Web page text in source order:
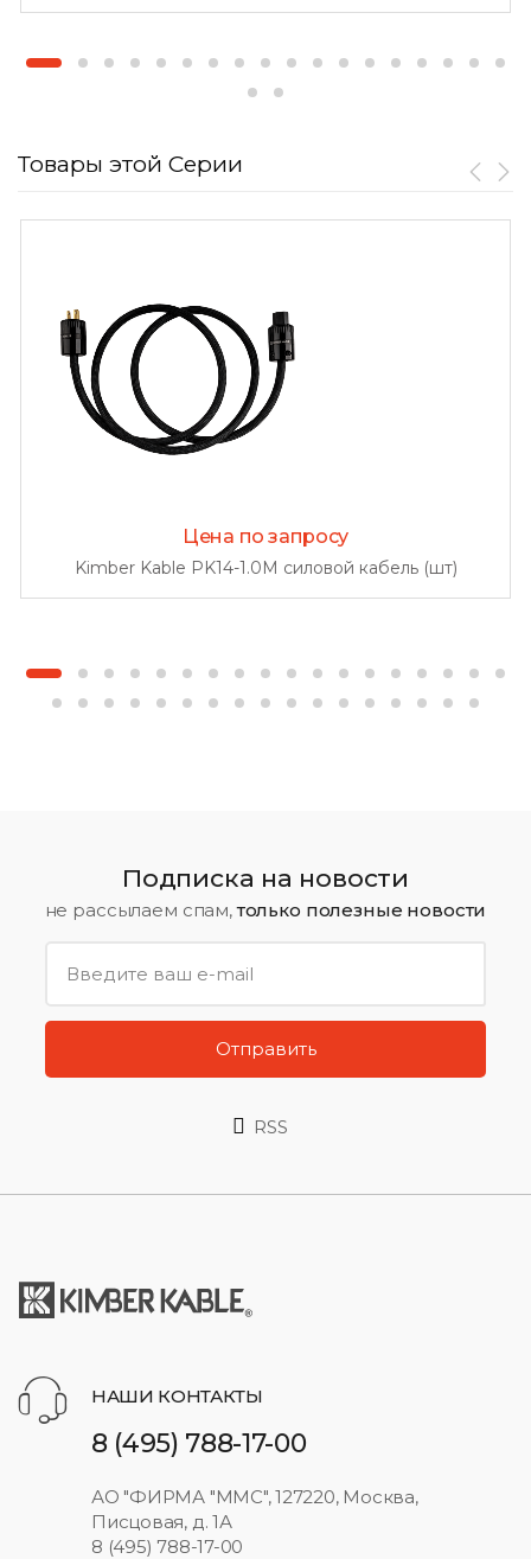
Товары этой Серии
Цена по запросу
Kimber Kable PK14-1.0M силовой кабель (шт)
Подписка на новости
не рассылаем спам,только полезные новости
Отправить
RSS
НАШИ КОНТАКТЫ
8 (495) 788-17-00
АО "ФИРМА "ММС", 127220, Москва,
Писцовая, д. 1А
8 (495) 788-17-00